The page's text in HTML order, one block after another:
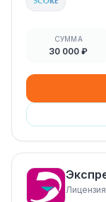
СУММА
30 000 ₽